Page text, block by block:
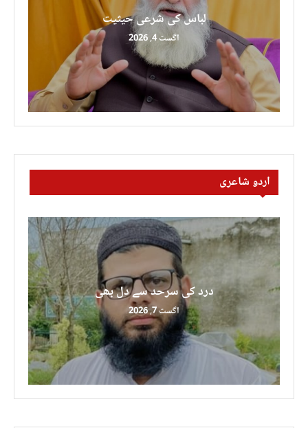
لباس کی شرعی حیثیت
اگست 4, 2026
اردو شاعری
درد کی سرحد سے دل بھی
اگست 7, 2026